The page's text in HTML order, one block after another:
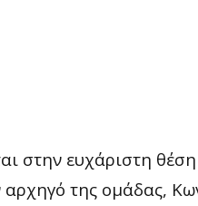
στην ευχάριστη
της ομάδας,